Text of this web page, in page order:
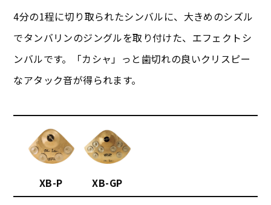
4分の1程に切り取られたシンバルに、大きめのシズル
でタンバリンのジングルを取り付けた、エフェクトシ
ンバルです。「カシャ」っと歯切れの良いクリスピー
なアタック音が得られます。
XB-P XB-GP